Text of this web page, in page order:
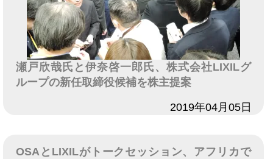
瀬戸欣哉氏と伊奈啓一郎氏、株式会社LIXILグ
ループの新任取締役候補を株主提案
2019年04月05日
OSAとLIXILがトークセッション、アフリカで